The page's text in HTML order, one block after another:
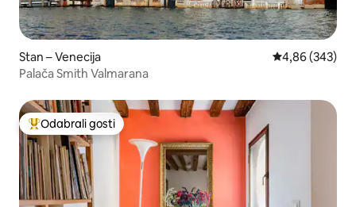
Stan – Venecija Prosječna
4,86 (343)
Palača Smith Valmarana
Među najviše rangiranima s oznakom „Odabrali gosti”
Odabrali gosti